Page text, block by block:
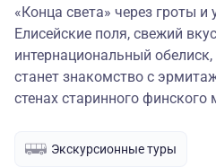
«Конца света» через гроты
Елисейские поля, свежий
интернациональный
станет знакомство с
стенах старинного финского
Экскурсионные туры